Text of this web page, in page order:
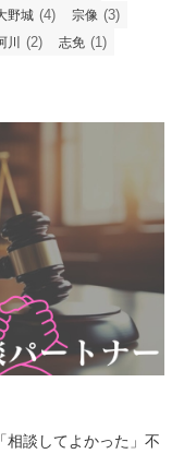
野城 (4) 宗像 (3)
川 (2) 志免 (1)
相談してよかった」不